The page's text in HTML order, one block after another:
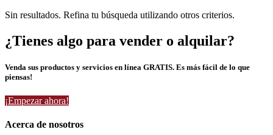
Sin resultados. Refina tu búsqueda utilizando otros criterios.
¿Tienes algo para vender o alquilar?
Venda sus productos y servicios en línea GRATIS. Es más fácil de lo que
piensas!
¡Empezar ahora!
Acerca de nosotros